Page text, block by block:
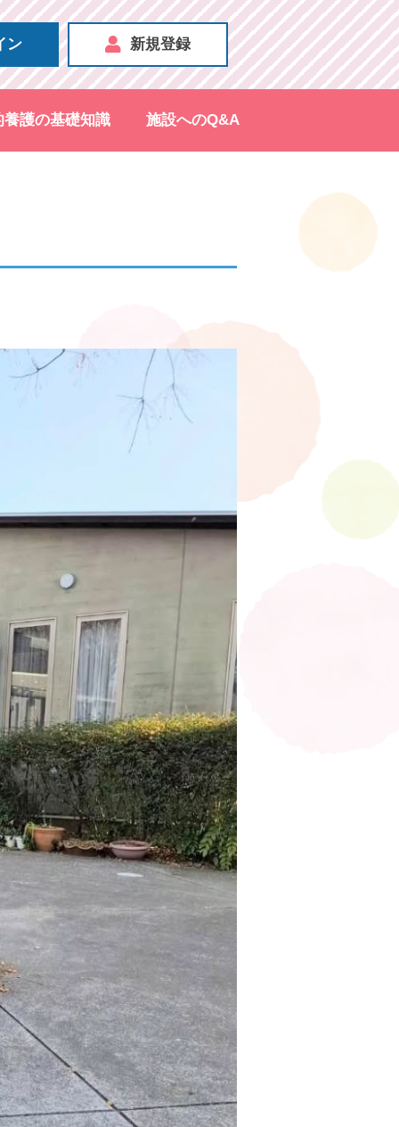
ン 新規登録
養護の基礎知識 施設へのQ&A